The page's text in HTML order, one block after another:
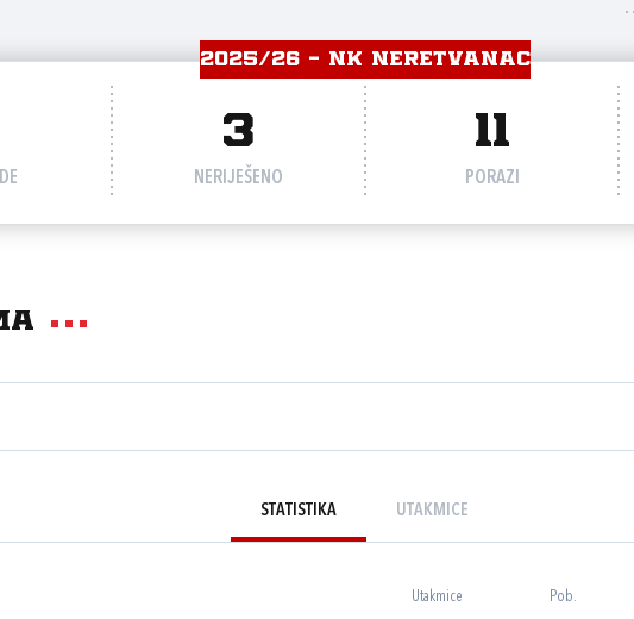
2025/26 - NK NERETVANAC
3
NERIJEŠENO
11
PORAZI
STATISTIKA UTAKMICE
Utakmice Pob.